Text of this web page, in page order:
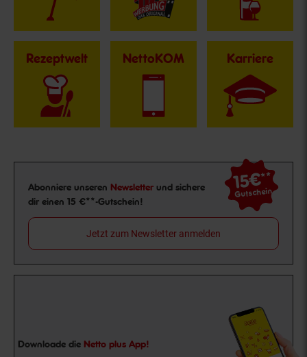
Rezeptwelt NettoKOM Karriere
Newsletter Anmeldung
Abonniere unseren Newsletter und sichere
dir einen 15 €**-Gutschein!
15€**
Gutschein
Jetzt zum Newsletter anmelden
Downloade die Netto plus App!